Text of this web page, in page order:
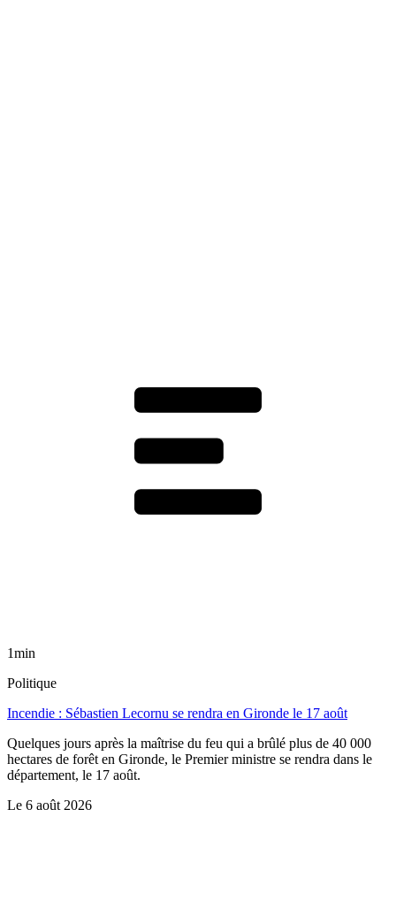
1min
Politique
Incendie : Sébastien Lecornu se rendra en Gironde le 17 août
Quelques jours après la maîtrise du feu qui a brûlé plus de 40 000
hectares de forêt en Gironde, le Premier ministre se rendra dans le
département, le 17 août.
Le 6 août 2026